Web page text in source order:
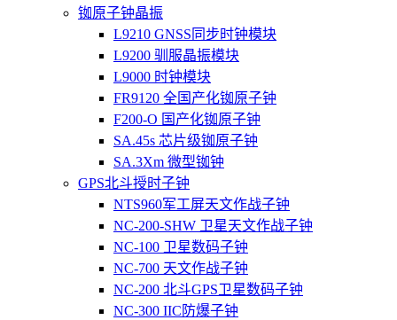
铷原子钟晶振
L9210 GNSS同步时钟模块
L9200 驯服晶振模块
L9000 时钟模块
FR9120 全国产化铷原子钟
F200-O 国产化铷原子钟
SA.45s 芯片级铷原子钟
SA.3Xm 微型铷钟
GPS北斗授时子钟
NTS960军工屏天文作战子钟
NC-200-SHW 卫星天文作战子钟
NC-100 卫星数码子钟
NC-700 天文作战子钟
NC-200 北斗GPS卫星数码子钟
NC-300 IIC防爆子钟